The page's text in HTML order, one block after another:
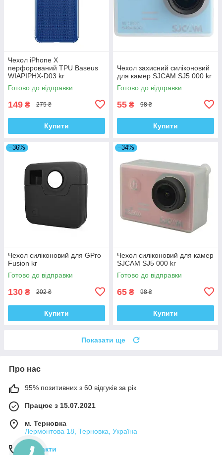
Чехол iPhone X
перфорований TPU Baseus
WIAPIPHX-D03 kr
Готово до відправки
149 ₴ 275 ₴
Купити
Чехол захисний силіконовий
для камер SJCAM SJ5 000 kr
Готово до відправки
55 ₴ 98 ₴
Купити
–36%
Чехол силіконовий для GPro
Fusion kr
Готово до відправки
130 ₴ 202 ₴
Купити
–34%
Чехол силіконовий для камер
SJCAM SJ5 000 kr
Готово до відправки
65 ₴ 98 ₴
Купити
Показати ще
Про нас
95% позитивних з 60 відгуків за рік
Працює з 15.07.2021
м. Терновка
Лермонтова 18, Терновка, Україна
Контакти